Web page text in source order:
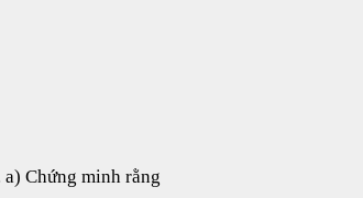
a) Chứng minh rằng